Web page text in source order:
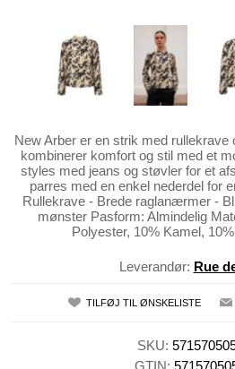
New Arber er en strik med
kombinerer komfort og stil med et
styles med jeans og støvler for et
parres med en enkel nederdel for
Rullekrave - Brede raglanærmer -
mønster Pasform: Almindelig
Polyester, 10% Kamel,
Leverandør: Rue
TILFØJ TIL ØNSKELISTE
SKU:
GTIN: